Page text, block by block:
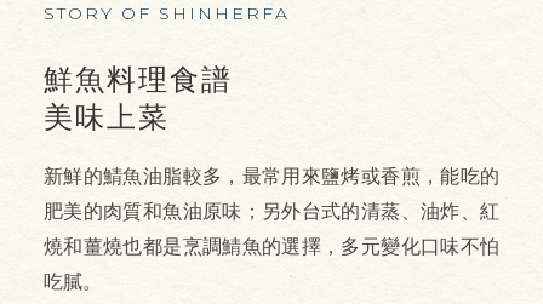
STORY OF SHINHERFA
鮮魚料理食譜
美味上菜
新鮮的鯖魚油脂較多，最常用來鹽烤或香煎，能吃的
肥美的肉質和魚油原味；另外台式的清蒸、油炸、紅
燒和薑燒也都是烹調鯖魚的選擇，多元變化口味不怕
吃膩。